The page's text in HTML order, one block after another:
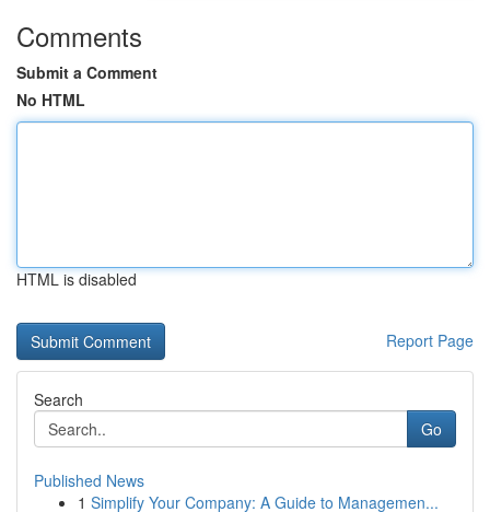
Comments
Submit a Comment
No HTML
HTML is disabled
Report Page
Search
Go
Published News
1 Simplify Your Company: A Guide to Managemen...